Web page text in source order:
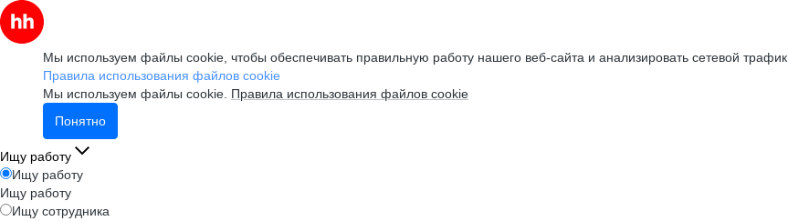
Мы используем файлы cookie, чтобы обеспечивать правильную работу нашего веб-сайта и анализировать сетевой трафик.
Правила использования файлов cookie
Мы используем файлы cookie. Правила использования файлов cookie
Понятно
Ищу работу
Ищу работу
Ищу работу
Ищу сотрудника